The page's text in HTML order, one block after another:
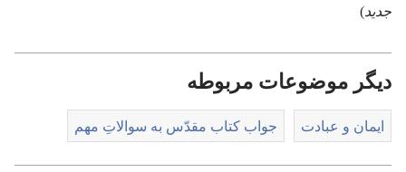
جدید‏)‏
دیگر موضوعات مربوطه
ایمان و عبادت جواب کتاب مقدّس به سوالاتِ مهم